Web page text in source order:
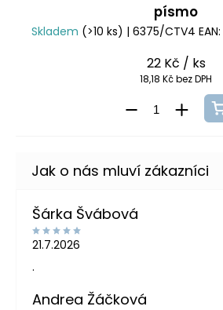
písmo
Skladem (>10 ks) | 6375/CTV4 EAN:
22 Kč / ks
18,18 Kč bez DPH
Šárka Švábová
21.7.2026
.
Andrea Žáčková